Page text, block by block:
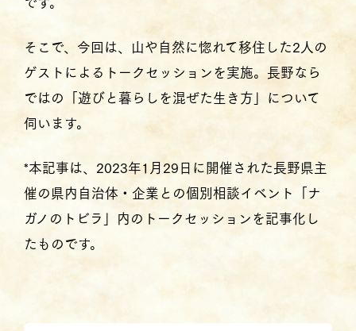
そこで、今回は、山や自然に惚れて移住した2人の
ゲストによるトークセッションを実施。長野なら
ではの「遊びと暮らしを混ぜた生き方」について
伺います。
*本記事は、2023年1月29日に開催された長野県主
催の県内自治体・企業との個別相談イベント「ナ
ガノのトビラ」内のトークセッションを記事化し
たものです。